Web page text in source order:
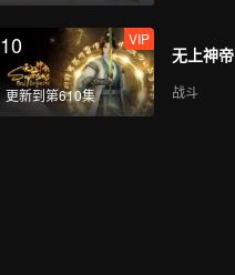
10
更新到第610集
VIP
无上神帝
战斗